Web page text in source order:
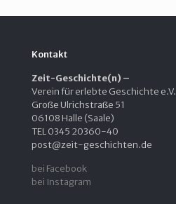
Kontakt
Zeit-Geschichte(n) –
Verein für erlebte Geschichte e.V.
Große Ulrichstraße 51
06108 Halle (Saale)
TEL 0345 20360-40
post@zeit-geschichten.de
bei Facebook
bei Instagram